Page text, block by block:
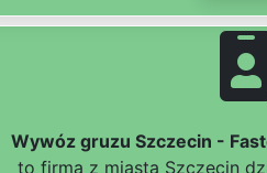
Wywóz gruzu Szczecin -
to firma z miasta Szczecin